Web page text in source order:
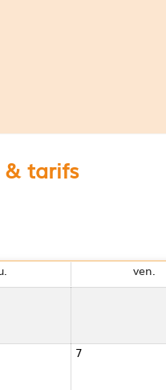
& tarifs
ven.
7